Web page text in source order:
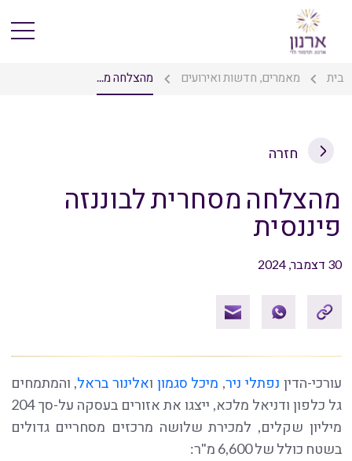
בית מאמרים, חדשות ואירועים מהצלחה מ...
חזרה
מהצלחה מסחרית לבוננזה
פיננסית
30 דצמבר, 2024
עורכי-הדין נפתלי ניר, מיכל סגמון ואלינור בראל, והמתמחים
גל כלפון ודניאל מלכא, ייצגו את אזורים בעסקה על-סך 204
מיליון שקלים, למכירת שלושה מרכזים מסחריים גדולים
בשטח כולל של 6,600 מ"ר: